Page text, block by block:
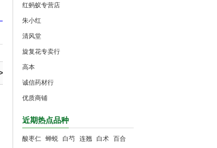
红蚂蚁专营店
朱小红
清风堂
旋复花专卖行
高本
诚信药材行
优质商铺
近期热点品种
酸枣仁 蝉蜕 白芍 连翘 白术 百合